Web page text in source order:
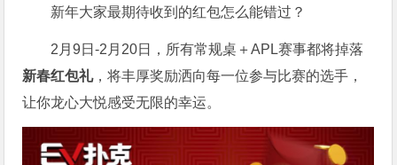
新年大家最期待收到的红包怎么能错过？
2月9日-2月20日，所有常规桌＋APL赛事都将掉落
新春红包礼，将丰厚奖励洒向每一位参与比赛的选手，
让你龙心大悦感受无限的幸运。